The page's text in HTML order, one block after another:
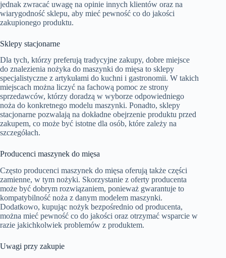
jednak zwracać uwagę na opinie innych klientów oraz na
wiarygodność sklepu, aby mieć pewność co do jakości
zakupionego produktu.
Sklepy stacjonarne
Dla tych, którzy preferują tradycyjne zakupy, dobre miejsce
do znalezienia nożyka do maszynki do mięsa to sklepy
specjalistyczne z artykułami do kuchni i gastronomii. W takich
miejscach można liczyć na fachową pomoc ze strony
sprzedawców, którzy doradzą w wyborze odpowiedniego
noża do konkretnego modelu maszynki. Ponadto, sklepy
stacjonarne pozwalają na dokładne obejrzenie produktu przed
zakupem, co może być istotne dla osób, które zależy na
szczegółach.
Producenci maszynek do mięsa
Często producenci maszynek do mięsa oferują także części
zamienne, w tym nożyki. Skorzystanie z oferty producenta
może być dobrym rozwiązaniem, ponieważ gwarantuje to
kompatybilność noża z danym modelem maszynki.
Dodatkowo, kupując nożyk bezpośrednio od producenta,
można mieć pewność co do jakości oraz otrzymać wsparcie w
razie jakichkolwiek problemów z produktem.
Uwagi przy zakupie